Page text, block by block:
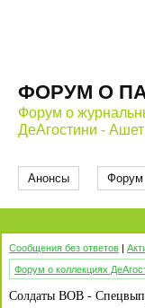
ФОРУМ О
Форум о
ДеАгостини -
Анонсы Форум
Сообщения без ответов |
Форум о коллекциях
Солдаты ВОВ -